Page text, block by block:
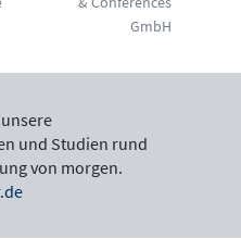
GmbH
und Studien rund
von morgen.